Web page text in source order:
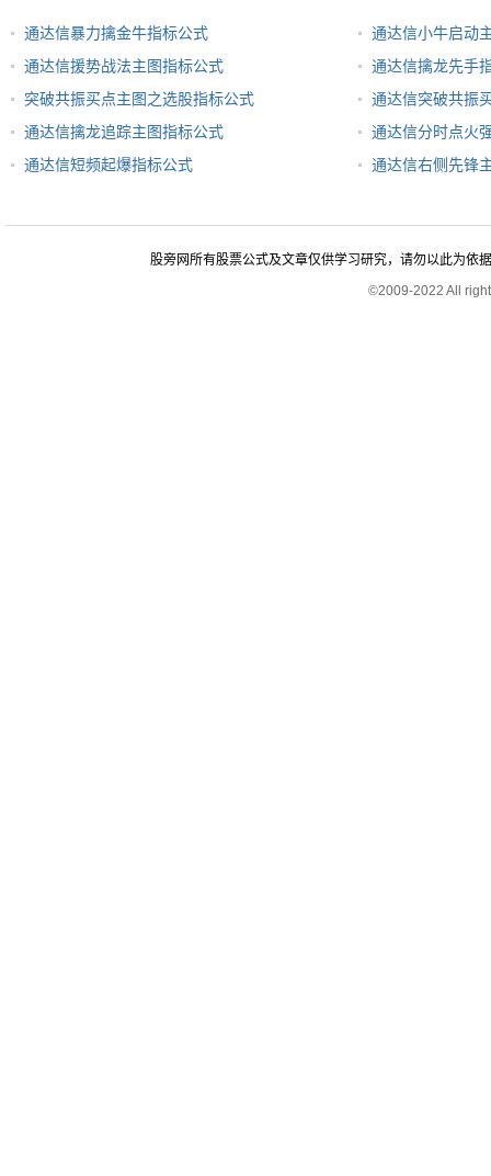
通达信暴力擒金牛指标公式
通达信小牛启动
通达信援势战法主图指标公式
通达信擒龙先手
突破共振买点主图之选股指标公式
通达信突破共振
通达信擒龙追踪主图指标公式
通达信分时点火
通达信短频起爆指标公式
通达信右侧先锋
股旁网所有股票公式及文章仅供学习研究，请勿以此为依
©2009-2022 All